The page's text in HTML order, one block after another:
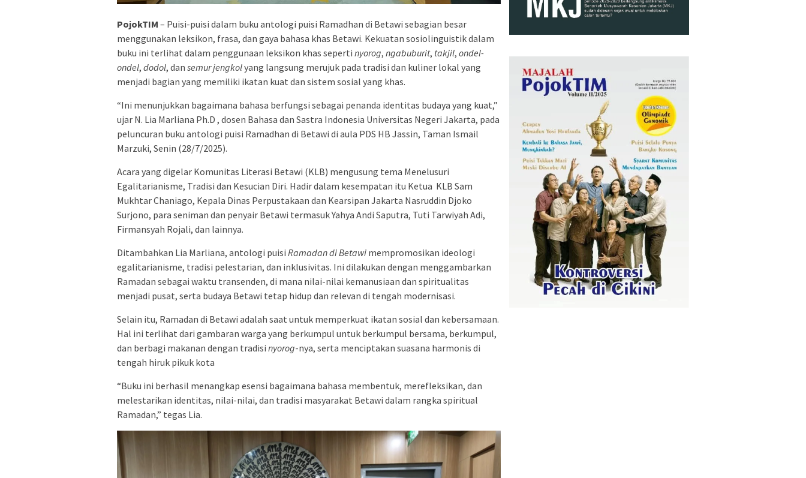
PojokTIM – Puisi-puisi dalam buku antologi puisi Ramadhan di Betawi sebagian besar
menggunakan leksikon, frasa, dan gaya bahasa khas Betawi. Kekuatan sosiolinguistik dalam
buku ini terlihat dalam penggunaan leksikon khas seperti nyorog, ngabuburit, takjil, ondel-
ondel, dodol, dan semur jengkolyang langsung merujuk pada tradisi dan kuliner lokal yang
menjadi bagian yang memiliki ikatan kuat dan sistem sosial yang khas.
“Ini menunjukkan bagaimana bahasa berfungsi sebagai penanda identitas budaya yang kuat,”
ujar N. Lia Marliana Ph.D , dosen Bahasa dan Sastra Indonesia Universitas Negeri Jakarta, pada
peluncuran buku antologi puisi Ramadhan di Betawi di aula PDS HB Jassin, Taman Ismail
Marzuki, Senin (28/7/2025).
Acara yang digelar Komunitas Literasi Betawi (KLB) mengusung tema Menelusuri
Egalitarianisme, Tradisi dan Kesucian Diri. Hadir dalam kesempatan itu Ketua KLB Sam
Mukhtar Chaniago, Kepala Dinas Perpustakaan dan Kearsipan Jakarta Nasruddin Djoko
Surjono, para seniman dan penyair Betawi termasuk Yahya Andi Saputra, Tuti Tarwiyah Adi,
Firmansyah Rojali, dan lainnya.
Ditambahkan Lia Marliana, antologi puisi Ramadan di Betawi mempromosikan ideologi
egalitarianisme, tradisi pelestarian, dan inklusivitas. Ini dilakukan dengan menggambarkan
Ramadan sebagai waktu transenden, di mana nilai-nilai kemanusiaan dan spiritualitas
menjadi pusat, serta budaya Betawi tetap hidup dan relevan di tengah modernisasi.
Selain itu, Ramadan di Betawi adalah saat untuk memperkuat ikatan sosial dan kebersamaan.
Hal ini terlihat dari gambaran warga yang berkumpul untuk berkumpul bersama, berkumpul,
dan berbagi makanan dengan tradisi nyorog-nya, serta menciptakan suasana harmonis di
tengah hiruk pikuk kota
“Buku ini berhasil menangkap esensi bagaimana bahasa membentuk, merefleksikan, dan
melestarikan identitas, nilai-nilai, dan tradisi masyarakat Betawi dalam rangka spiritual
Ramadan,” tegas Lia.